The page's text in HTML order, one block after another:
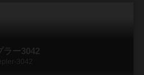
ラー3042
3042